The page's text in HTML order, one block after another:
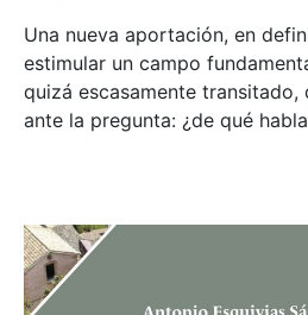
Una nueva aportación, en
estimular un campo
quizá escasamente transitado,
ante la pregunta: ¿de qué